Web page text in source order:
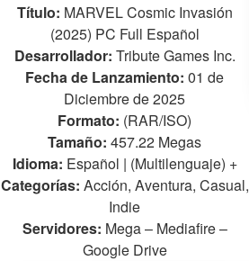
Título: MARVEL Cosmic Invasión
(2025) PC Full Español
Desarrollador: Tribute Games Inc.
Fecha de Lanzamiento: 01 de
Diciembre de 2025
Formato: (RAR/ISO)
Tamaño: 457.22 Megas
Idioma: Español | (Multilenguaje) +
Categorías: Acción, Aventura, Casual,
Indie
Servidores: Mega – Mediafire –
Google Drive